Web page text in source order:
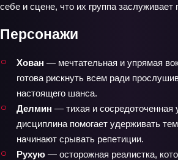
себе и сцене, что их группа
Персонажи
Хован — мечтательная и упрямая
готова рискнуть всем ради
настоящего шанса.
Делмин — тихая и сосредоточенная
дисциплина помогает удерживать
начинают срывать репетиции.
Рухую — осторожная реалистка,